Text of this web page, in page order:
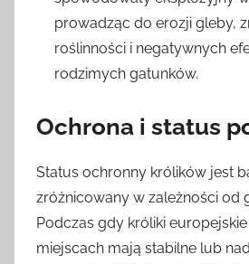
prowadząc do erozji gleby,
roślinności i negatywnych
rodzimych gatunków.
Ochrona i status
Status ochronny królików jest
zróżnicowany w zależności od
Podczas gdy króliki
miejscach mają stabilne lub